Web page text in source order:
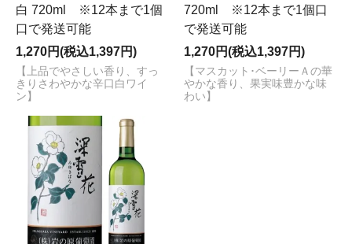
白 720ml ※12本まで1個
口で発送可能
1,270円(税込1,397円)
【上品でやさしい香り、すっ
きりさわやかな辛口白ワイ
ン】
720ml ※12本まで1個口
で発送可能
1,270円(税込1,397円)
【マスカット･ベーリーＡの華
やかな香り、果実味豊かな味
わい】